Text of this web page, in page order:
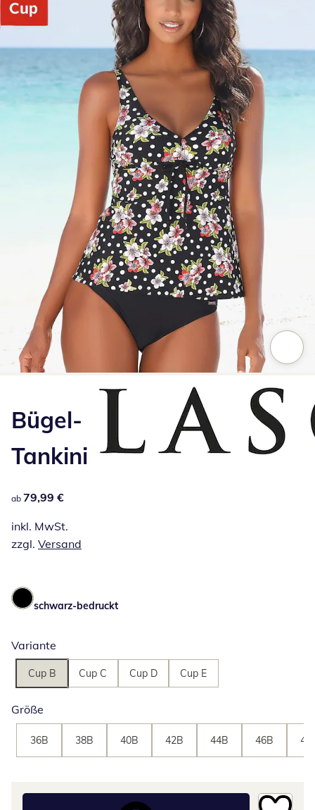
Bügel-
Tankini
79,99 €
ab 79,99 €
inkl. MwSt.
zzgl. Versand
schwarz-bedruckt
Variante
Cup B Cup C Cup D Cup E
Größe
36B 38B 40B 42B 44B 46B